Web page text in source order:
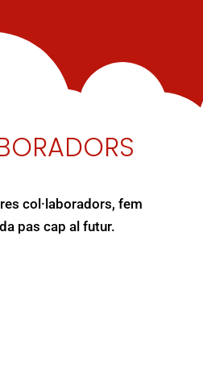
col·laboradors, fem
pas cap al futur.